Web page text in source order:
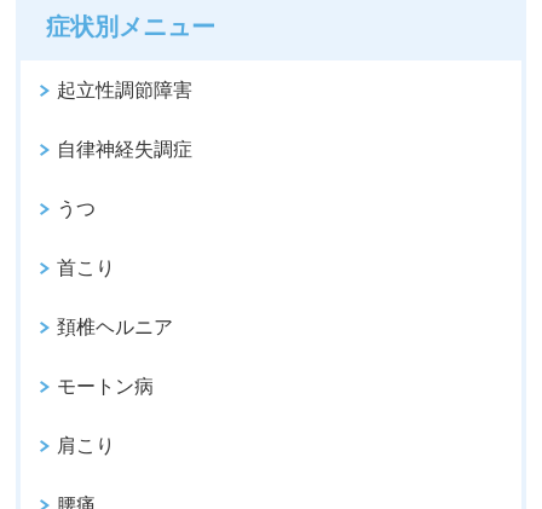
症状別メニュー
起立性調節障害
自律神経失調症
うつ
首こり
頚椎ヘルニア
モートン病
肩こり